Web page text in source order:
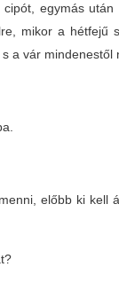
egymás
mikor a hétfejű
a vár mindenestől
előbb ki kell